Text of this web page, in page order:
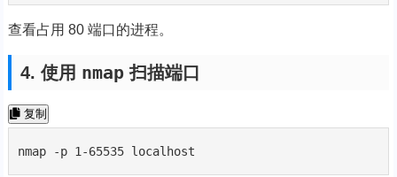
查看占用 80 端口的进程。
4. 使用 nmap扫描端口
复制
nmap -p 1-65535 localhost